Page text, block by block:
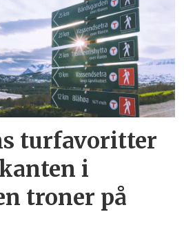
turfavoritter
i
troner på